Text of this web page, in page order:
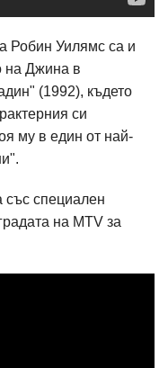
Робин Уилямс са и
на Джина в
(1992), където
си
му в един от най-
със специален
на MTV за